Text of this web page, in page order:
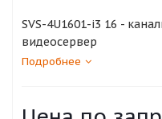
SVS-4U1601-i3 16 -
видеосервер
Подробнее